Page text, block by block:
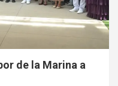
de la Marina a